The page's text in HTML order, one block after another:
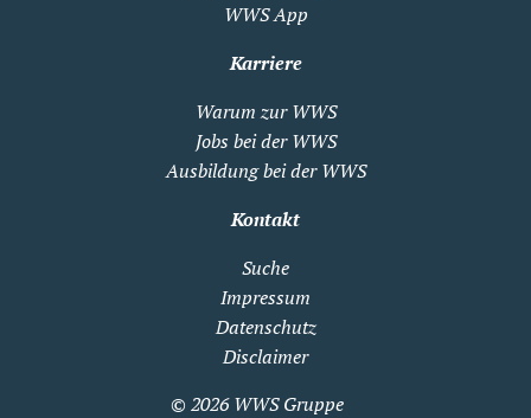
WWS App
Karriere
Warum zur WWS
Jobs bei der WWS
Ausbildung bei der WWS
Kontakt
Suche
Impressum
Datenschutz
Disclaimer
© 2026WWS Gruppe